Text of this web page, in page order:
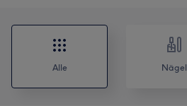
Alle Nägel